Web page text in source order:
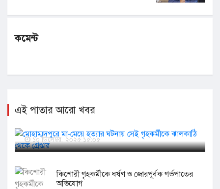
কমেন্ট
এই পাতার আরো খবর
মোহাম্মদপুরে মা-মেয়ে হত্যার ঘটনায় সেই গৃহকর্মীকে
১০ ডিসেম্বর, ২০২৫ ১৫:০৫
কিশোরী গৃহকর্মীকে ধর্ষণ ও জোরপূর্বক গর্ভপাতের
অভিযোগ